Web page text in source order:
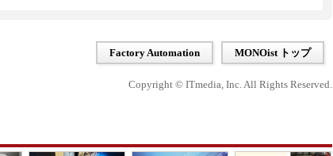
Factory Automation MONOist トップ
Copyright © ITmedia, Inc. All Rights Reserved.